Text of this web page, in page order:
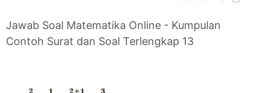
Jawab Soal Matematika Online - Kumpulan
Contoh Surat dan Soal Terlengkap 13